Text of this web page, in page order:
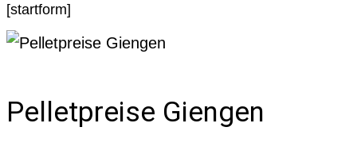
[startform]
Pelletpreise Giengen